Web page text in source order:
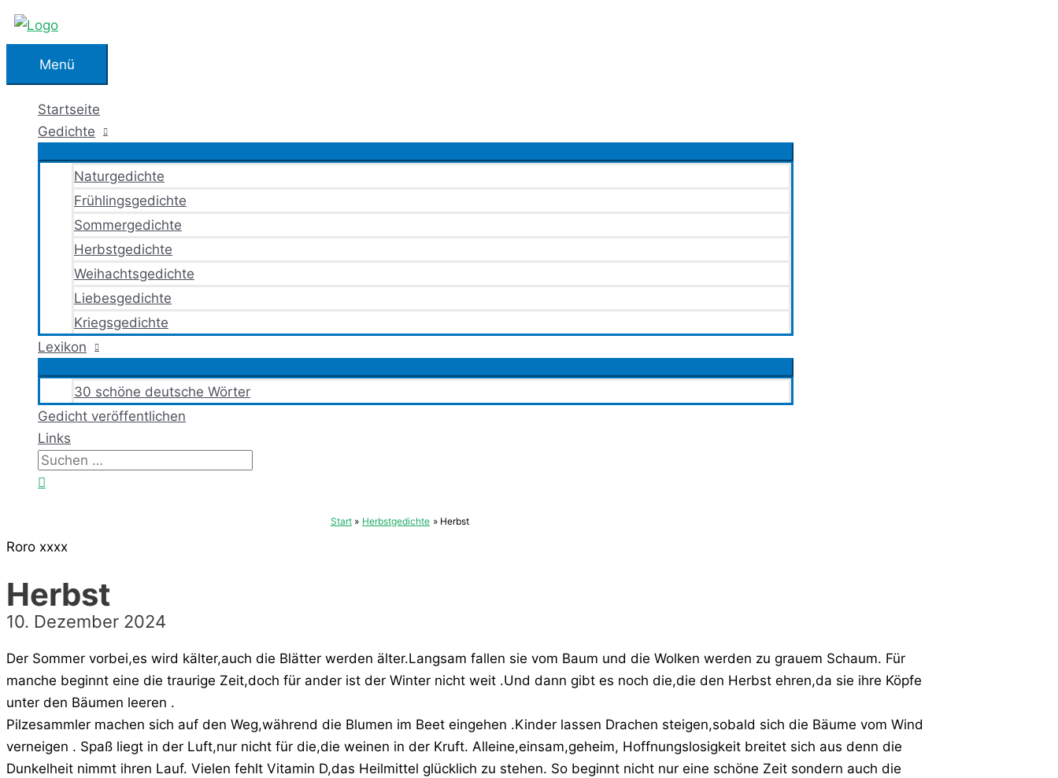
Zum
springenMenü
Menü
Startseite
Gedichte
Naturgedichte
Frühlingsgedichte
Sommergedichte
Herbstgedichte
Weihachtsgedichte
Liebesgedichte
Kriegsgedichte
Lexikon
30 schöne deutsche Wörter
Gedicht veröffentlichen
Links
Suchen
nach:
Start Herbstgedichte Herbst
Roro xxxx
Herbst
10. Dezember 2024
Der Sommer vorbei,es wird kälter,auch die Blätter werden älter.Langsam fallen sie vom Baum und die Wolken werden zu grauem Schaum. Für
manche beginnt eine die traurige Zeit,doch für ander ist der Winter nicht weit .Und dann gibt es noch die,die den Herbst ehren,da sie ihre Köpfe
unter den Bäumen leeren .
Pilzesammler machen sich auf den Weg,während die Blumen im Beet eingehen .Kinder lassen Drachen steigen,sobald sich die Bäume vom Wind
verneigen . Spaß liegt in der Luft,nur nicht für die,die weinen in der Kruft. Alleine,einsam,geheim, Hoffnungslosigkeit breitet sich aus denn die
Dunkelheit nimmt ihren Lauf. Vielen fehlt Vitamin D,das Heilmittel glücklich zu stehen. So beginnt nicht nur eine schöne Zeit sondern auch die